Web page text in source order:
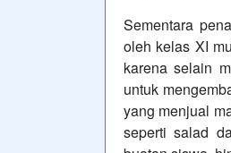
Sementara
oleh kelas XI
karena selain
untuk
yang menjual
seperti salad